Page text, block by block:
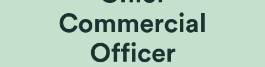
Commercial
Officer